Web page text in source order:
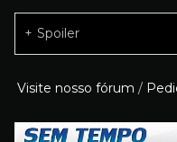
Spoiler
Visite nosso fórum /